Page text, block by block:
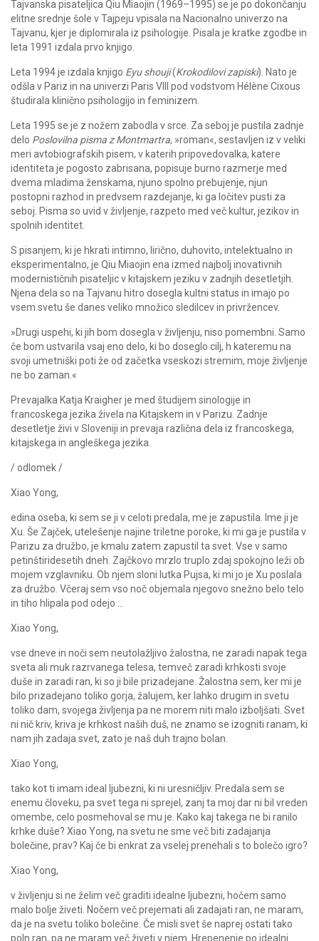
Tajvanska pisateljica Qiu Miaojin (1969–1995) se je po dokončanju
elitne srednje šole v Tajpeju vpisala na Nacionalno univerzo na
Tajvanu, kjer je diplomirala iz psihologije. Pisala je kratke zgodbe in
leta 1991 izdala prvo knjigo.
Leta 1994 je izdala knjigo Eyu shouji(Krokodilovi zapiski). Nato je
odšla v Pariz in na univerzi Paris VIII pod vodstvom Hélène Cixous
študirala klinično psihologijo in feminizem.
Leta 1995 se je z nožem zabodla v srce. Za seboj je pustila zadnje
delo Poslovilna pisma z Montmartra, »roman«, sestavljen iz v veliki
meri avtobiografskih pisem, v katerih pripovedovalka, katere
identiteta je pogosto zabrisana, popisuje burno razmerje med
dvema mladima ženskama, njuno spolno prebujenje, njun
postopni razhod in predvsem razdejanje, ki ga ločitev pusti za
seboj. Pisma so uvid v življenje, razpeto med več kultur, jezikov in
spolnih identitet.
S pisanjem, ki je hkrati intimno, lirično, duhovito, intelektualno in
eksperimentalno, je Qiu Miaojin ena izmed najbolj inovativnih
modernističnih pisateljic v kitajskem jeziku v zadnjih desetletjih.
Njena dela so na Tajvanu hitro dosegla kultni status in imajo po
vsem svetu še danes veliko množico sledilcev in privržencev.
»Drugi uspehi, ki jih bom dosegla v življenju, niso pomembni. Samo
če bom ustvarila vsaj eno delo, ki bo doseglo cilj, h kateremu na
svoji umetniški poti že od začetka vseskozi stremim, moje življenje
ne bo zaman.«
Prevajalka Katja Kraigher je med študijem sinologije in
francoskega jezika živela na Kitajskem in v Parizu. Zadnje
desetletje živi v Sloveniji in prevaja različna dela iz francoskega,
kitajskega in angleškega jezika.
/ odlomek /
Xiao Yong,
edina oseba, ki sem se ji v celoti predala, me je zapustila. Ime ji je
Xu. Še Zajček, utelešenje najine triletne poroke, ki mi ga je pustila v
Parizu za družbo, je kmalu zatem zapustil ta svet. Vse v samo
petinštiridesetih dneh. Zajčkovo mrzlo truplo zdaj spokojno leži ob
mojem vzglavniku. Ob njem sloni lutka Pujsa, ki mi jo je Xu poslala
za družbo. Včeraj sem vso noč objemala njegovo snežno belo telo
in tiho hlipala pod odejo …
Xiao Yong,
vse dneve in noči sem neutolažljivo žalostna, ne zaradi napak tega
sveta ali muk razrvanega telesa, temveč zaradi krhkosti svoje
duše in zaradi ran, ki so ji bile prizadejane. Žalostna sem, ker mi je
bilo prizadejano toliko gorja, žalujem, ker lahko drugim in svetu
toliko dam, svojega življenja pa ne morem niti malo izboljšati. Svet
ni nič kriv, kriva je krhkost naših duš, ne znamo se izogniti ranam, ki
nam jih zadaja svet, zato je naš duh trajno bolan.
Xiao Yong,
tako kot ti imam ideal ljubezni, ki ni uresničljiv. Predala sem se
enemu človeku, pa svet tega ni sprejel, zanj ta moj dar ni bil vreden
omembe, celo posmehoval se mu je. Kako kaj takega ne bi ranilo
krhke duše? Xiao Yong, na svetu ne sme več biti zadajanja
bolečine, prav? Kaj če bi enkrat za vselej prenehali s to bolečo igro?
Xiao Yong,
v življenju si ne želim več graditi idealne ljubezni, hočem samo
malo bolje živeti. Nočem več prejemati ali zadajati ran, ne maram,
da je na svetu toliko bolečine. Če misli svet še naprej ostati tako
poln ran, pa ne maram več živeti v njem. Hrepenenje po idealni